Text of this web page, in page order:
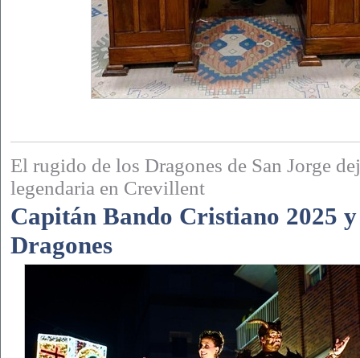
El rugido de los Dragones de San Jorge
legendaria en Crevillent
Capitán Bando Cristiano 2025
Dragones